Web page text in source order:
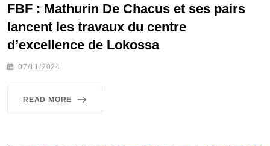
FBF : Mathurin De Chacus et ses pairs
lancent les travaux du centre
d’excellence de Lokossa
07/11/2024
READ MORE